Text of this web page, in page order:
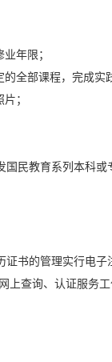
年限；
全部课程，完成
；
民教育系列本科
证书的管理实行电
上查询、认证服务